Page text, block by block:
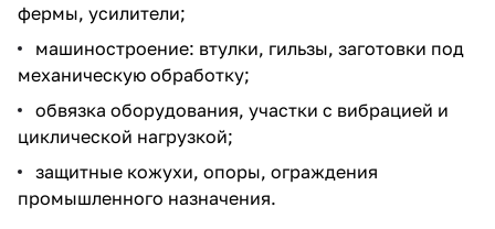
фермы, усилители;
машиностроение: втулки, гильзы, заготовки под
механическую обработку;
обвязка оборудования, участки с вибрацией и
циклической нагрузкой;
защитные кожухи, опоры, ограждения
промышленного назначения.